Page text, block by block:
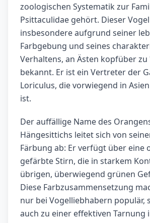
zoologischen Systematik zur
Psittaculidae gehört. Dieser
insbesondere aufgrund seiner
Farbgebung und seines
Verhaltens, an Ästen kopfüber
bekannt. Er ist ein Vertreter der
Loriculus, die vorwiegend in
ist.
Der auffällige Name des
Hängesittichs leitet sich von
Färbung ab: Er verfügt über eine
gefärbte Stirn, die in starkem
übrigen, überwiegend grünen
Diese Farbzusammensetzung
nur bei Vogelliebhabern populär,
auch zu einer effektiven Tarnung